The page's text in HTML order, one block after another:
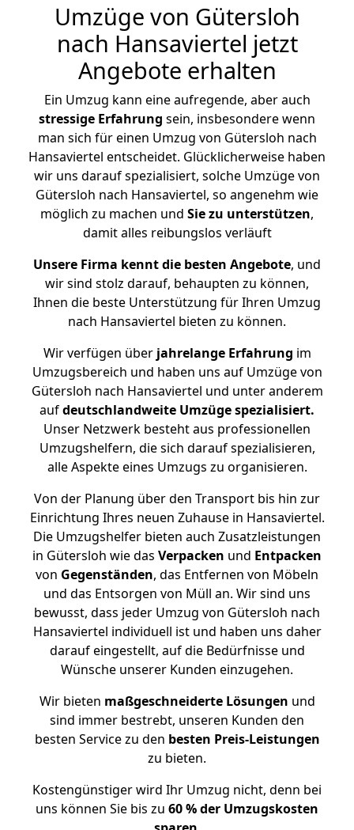
Umzüge von Gütersloh
nach Hansaviertel jetzt
Angebote erhalten
Ein Umzug kann eine aufregende, aber auch
stressige Erfahrung sein, insbesondere wenn
man sich für einen Umzug von Gütersloh nach
Hansaviertel entscheidet. Glücklicherweise haben
wir uns darauf spezialisiert, solche Umzüge von
Gütersloh nach Hansaviertel, so angenehm wie
möglich zu machen und Sie zu unterstützen,
damit alles reibungslos verläuft
Unsere Firma kennt die besten Angebote, und
wir sind stolz darauf, behaupten zu können,
Ihnen die beste Unterstützung für Ihren Umzug
nach Hansaviertel bieten zu können.
Wir verfügen überjahrelange Erfahrung im
Umzugsbereich und haben uns auf Umzüge von
Gütersloh nach Hansaviertel und unter anderem
aufdeutschlandweite Umzüge spezialisiert.
Unser Netzwerk besteht aus professionellen
Umzugshelfern, die sich darauf spezialisieren,
alle Aspekte eines Umzugs zu organisieren.
Von der Planung über den Transport bis hin zur
Einrichtung Ihres neuen Zuhause in Hansaviertel.
Die Umzugshelfer bieten auch Zusatzleistungen
in Gütersloh wie das Verpacken und Entpacken
von Gegenständen, das Entfernen von Möbeln
und das Entsorgen von Müll an. Wir sind uns
bewusst, dass jeder Umzug von Gütersloh nach
Hansaviertel individuell ist und haben uns daher
darauf eingestellt, auf die Bedürfnisse und
Wünsche unserer Kunden einzugehen.
Wir bieten maßgeschneiderte Lösungen und
sind immer bestrebt, unseren Kunden den
besten Service zu den besten Preis-Leistungen
zu bieten.
Kostengünstiger wird Ihr Umzug nicht, denn bei
uns können Sie bis zu 60 % der Umzugskosten